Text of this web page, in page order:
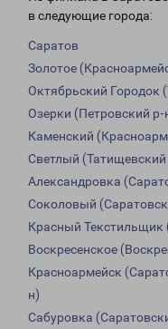
в следующие города:
Саратов
Золотое
Октябрьский Городок
Озерки (Петровский р-
Каменский
Светлый (Татищевский
Александровка
Соколовый
Красный Текстильщик
Воскресенское
Красноармейск
н)
Сабуровка